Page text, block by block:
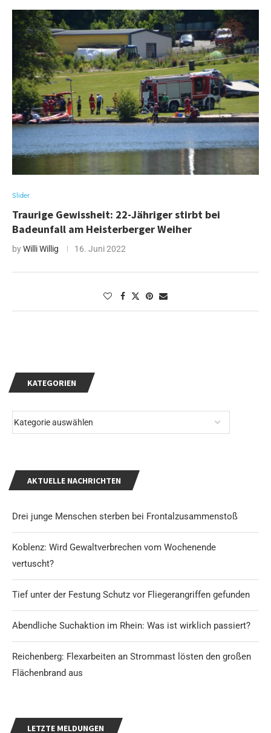
Slider
Traurige Gewissheit: 22-Jähriger stirbt bei
Badeunfall am Heisterberger Weiher
byWilli Willig 16. Juni 2022
KATEGORIEN
AKTUELLE NACHRICHTEN
Drei junge Menschen sterben bei Frontalzusammenstoß
Koblenz: Wird Gewaltverbrechen vom Wochenende
vertuscht?
Tief unter der Festung Schutz vor Fliegerangriffen gefunden
Abendliche Suchaktion im Rhein: Was ist wirklich passiert?
Reichenberg: Flexarbeiten an Strommast lösten den großen
Flächenbrand aus
LETZTE MELDUNGEN